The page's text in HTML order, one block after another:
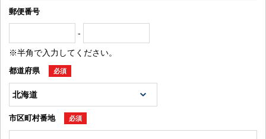
郵便番号
-
※半角で入力してください。
都道府県 必須
市区町村番地 必須